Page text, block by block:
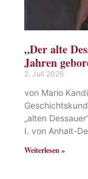
„Der alte
Jahren
2. Juli 2026
von Mario
„alten
I. von Anhalt-
Weiterlesen »